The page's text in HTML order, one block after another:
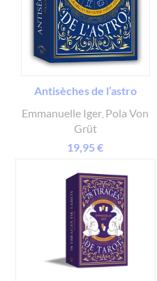
Antisèches de l’astro
Emmanuelle Iger Pola Von
Grüt
19,95 €